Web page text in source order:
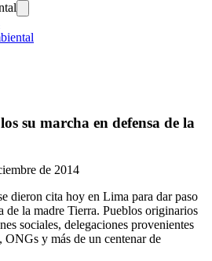
su marcha en defensa de la
de 2014
dieron cita hoy en Lima para dar paso
de la madre Tierra. Pueblos originarios
sociales, delegaciones provenientes
ONGs y más de un centenar de